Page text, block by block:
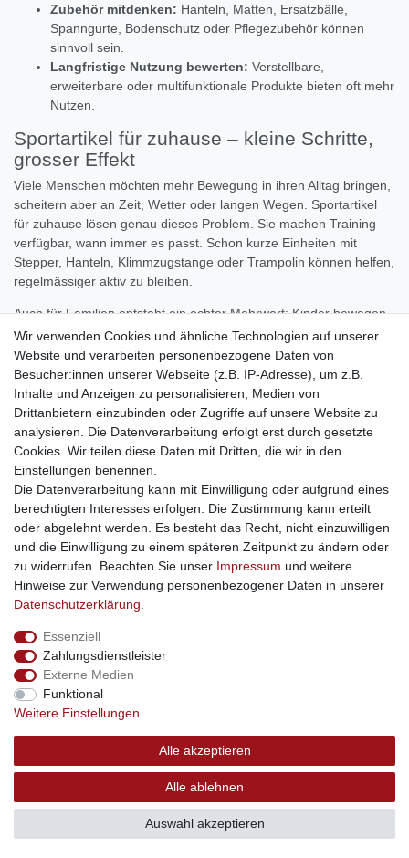
Zubehör mitdenken: Hanteln, Matten, Ersatzbälle,
Spanngurte, Bodenschutz oder Pflegezubehör können
sinnvoll sein.
Langfristige Nutzung bewerten: Verstellbare,
erweiterbare oder multifunktionale Produkte bieten oft mehr
Nutzen.
Sportartikel für zuhause – kleine Schritte,
grosser Effekt
Viele Menschen möchten mehr Bewegung in ihren Alltag bringen,
scheitern aber an Zeit, Wetter oder langen Wegen. Sportartikel
für zuhause lösen genau dieses Problem. Sie machen Training
verfügbar, wann immer es passt. Schon kurze Einheiten mit
Stepper, Hanteln, Klimmzugstange oder Trampolin können helfen,
regelmässiger aktiv zu bleiben.
Auch für Familien entsteht ein echter Mehrwert: Kinder bewegen
sich spielerisch, Erwachsene trainieren flexibler und gemeinsam
genutzte Produkte wie Tischkicker, Spieltische oder Trampoline
fördern gemeinsame Freizeit statt reinen Bildschirmkonsum.
Sport und Freizeit für Büro, Verein und
Ferienwohnung
Viele Produkte aus dieser Kategorie eignen sich nicht nur für den
privaten Haushalt. Tischkicker, Dartscheiben, Spieltische,
Trampoline, Fitnessgeräte oder Staffeleien können auch in Büros,
Aufenthaltsräumen, Vereinslokalen, Jugendräumen, Schulen oder
Ferienwohnungen eingesetzt werden.
Gerade in gemeinschaftlich genutzten Räumen sorgen
Freizeitprodukte für mehr Aktivität, Austausch und Abwechslung.
Ein Tischkicker lockert Pausen auf, ein Spieltisch schafft
Bewegung im Alltag und Wassersport-Zubehör erhöht den Nutzen
einer Ferienwohnung in Seenähe.
Wichtige Unterkategorien direkt auswählen
Nutzen Sie die passenden Unterkategorien, um schneller das
richtige Sport- oder Freizeitprodukt zu finden:
Fitness ansehen
Kraftsport ansehen
Hanteln und Gewichte ansehen
Hantelständer ansehen
Hantelstangen ansehen
Wir verwenden Cookies und ähnliche Technologien auf unserer
Website und verarbeiten personenbezogene Daten von
Besucher:innen unserer Webseite (z.B. IP-Adresse), um z.B.
Inhalte und Anzeigen zu personalisieren, Medien von
Drittanbietern einzubinden oder Zugriffe auf unsere Website zu
analysieren. Die Datenverarbeitung erfolgt erst durch gesetzte
Cookies. Wir teilen diese Daten mit Dritten, die wir in den
Einstellungen benennen.
Die Datenverarbeitung kann mit Einwilligung oder aufgrund eines
berechtigten Interesses erfolgen. Die Zustimmung kann erteilt
oder abgelehnt werden. Es besteht das Recht, nicht einzuwilligen
und die Einwilligung zu einem späteren Zeitpunkt zu ändern oder
zu widerrufen. Beachten Sie unser Impressum und weitere
Hinweise zur Verwendung personenbezogener Daten in unserer
Daten­schutz­erklärung
Essenziell
Zahlungsdienstleister
Externe Medien
Funktional
Weitere Einstellungen
Alle akzeptieren
Alle ablehnen
Auswahl akzeptieren